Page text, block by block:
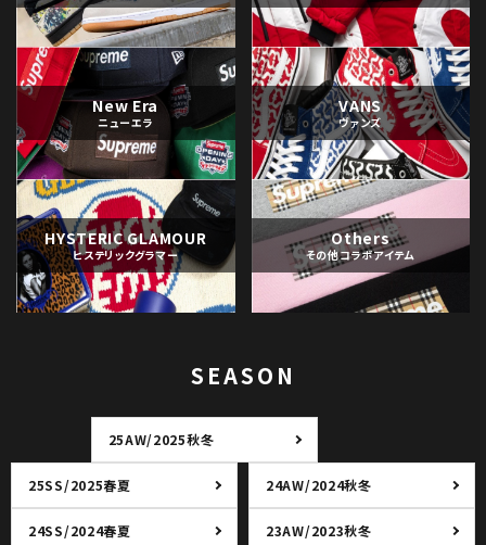
New Era
ニューエラ
VANS
ヴァンズ
HYSTERIC GLAMOUR
ヒステリックグラマー
Others
その他コラボアイテム
SEASON
25AW/2025秋冬
25SS/2025春夏 24AW/2024秋冬
24SS/2024春夏 23AW/2023秋冬